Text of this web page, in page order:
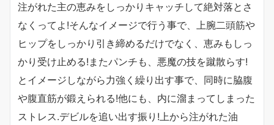
注がれた主の恵みをしっかりキャッチして絶対落とさ
なくってよ!そんなイメージで行う事で、上腕二頭筋や
ヒップをしっかり引き締めるだけでなく、恵みもしっ
かり受け止める!またパンチも、悪魔の技を蹴散らす!
とイメージしながら力強く繰り出す事で、同時に脇腹
や腹直筋が鍛えられる!他にも、内に溜まってしまった
ストレス.デビルを追い出す振り!上から注がれた油